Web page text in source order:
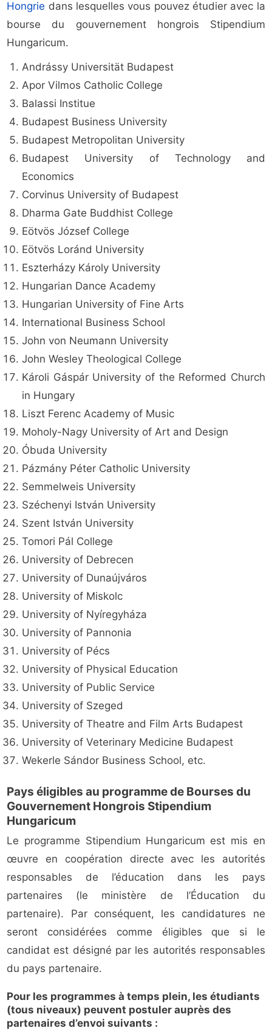
Hongrie dans lesquelles vous pouvez étudier avec la
bourse du gouvernement hongrois Stipendium
Hungaricum.
Andrássy Universität Budapest
Apor Vilmos Catholic College
Balassi Institue
Budapest Business University
Budapest Metropolitan University
Budapest University of Technology and
Economics
Corvinus University of Budapest
Dharma Gate Buddhist College
Eötvös József College
Eötvös Loránd University
Eszterházy Károly University
Hungarian Dance Academy
Hungarian University of Fine Arts
International Business School
John von Neumann University
John Wesley Theological College
Károli Gáspár University of the Reformed Church
in Hungary
Liszt Ferenc Academy of Music
Moholy-Nagy University of Art and Design
Óbuda University
Pázmány Péter Catholic University
Semmelweis University
Széchenyi István University
Szent István University
Tomori Pál College
University of Debrecen
University of Dunaújváros
University of Miskolc
University of Nyíregyháza
University of Pannonia
University of Pécs
University of Physical Education
University of Public Service
University of Szeged
University of Theatre and Film Arts Budapest
University of Veterinary Medicine Budapest
Wekerle Sándor Business School, etc.
Pays éligibles au programme de Bourses du
Gouvernement Hongrois Stipendium
Hungaricum
Le programme Stipendium Hungaricum est mis en
œuvre en coopération directe avec les autorités
responsables de l’éducation dans les pays
partenaires (le ministère de l’Éducation du
partenaire). Par conséquent, les candidatures ne
seront considérées comme éligibles que si le
candidat est désigné par les autorités responsables
du pays partenaire.
Pour les programmes à temps plein, les étudiants
(tous niveaux) peuvent postuler auprès des
partenaires d’envoi suivants :